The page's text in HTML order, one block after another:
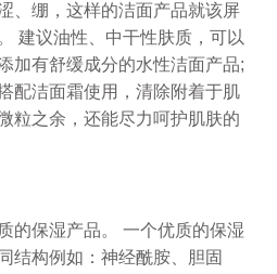
、绷，这样的洁面产品就该屏
建议油性、中干性肤质，可以
加有舒缓成分的水性洁面产品;
配洁面霜使用，清除附着于肌
粒之余，还能尽力呵护肌肤的
的保湿产品。 一个优质的保湿
结构例如：神经酰胺、胆固